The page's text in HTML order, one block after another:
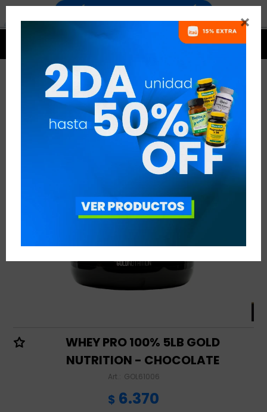

WHEY PRO 100% 5LB GOLD
NUTRITION - CHOCOLATE
GOL61006
$ 6.370